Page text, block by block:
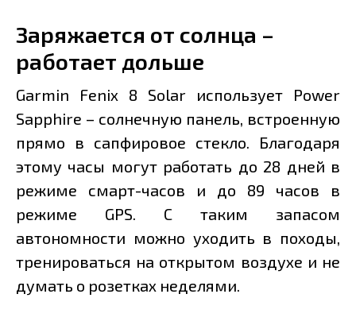
Заряжается от солнца –
работает дольше
Garmin Fenix 8 Solar использует Power
Sapphire – солнечную панель, встроенную
прямо в сапфировое стекло. Благодаря
этому часы могут работать до 28 дней в
режиме смарт-часов и до 89 часов в
режиме GPS. С таким запасом
автономности можно уходить в походы,
тренироваться на открытом воздухе и не
думать о розетках неделями.